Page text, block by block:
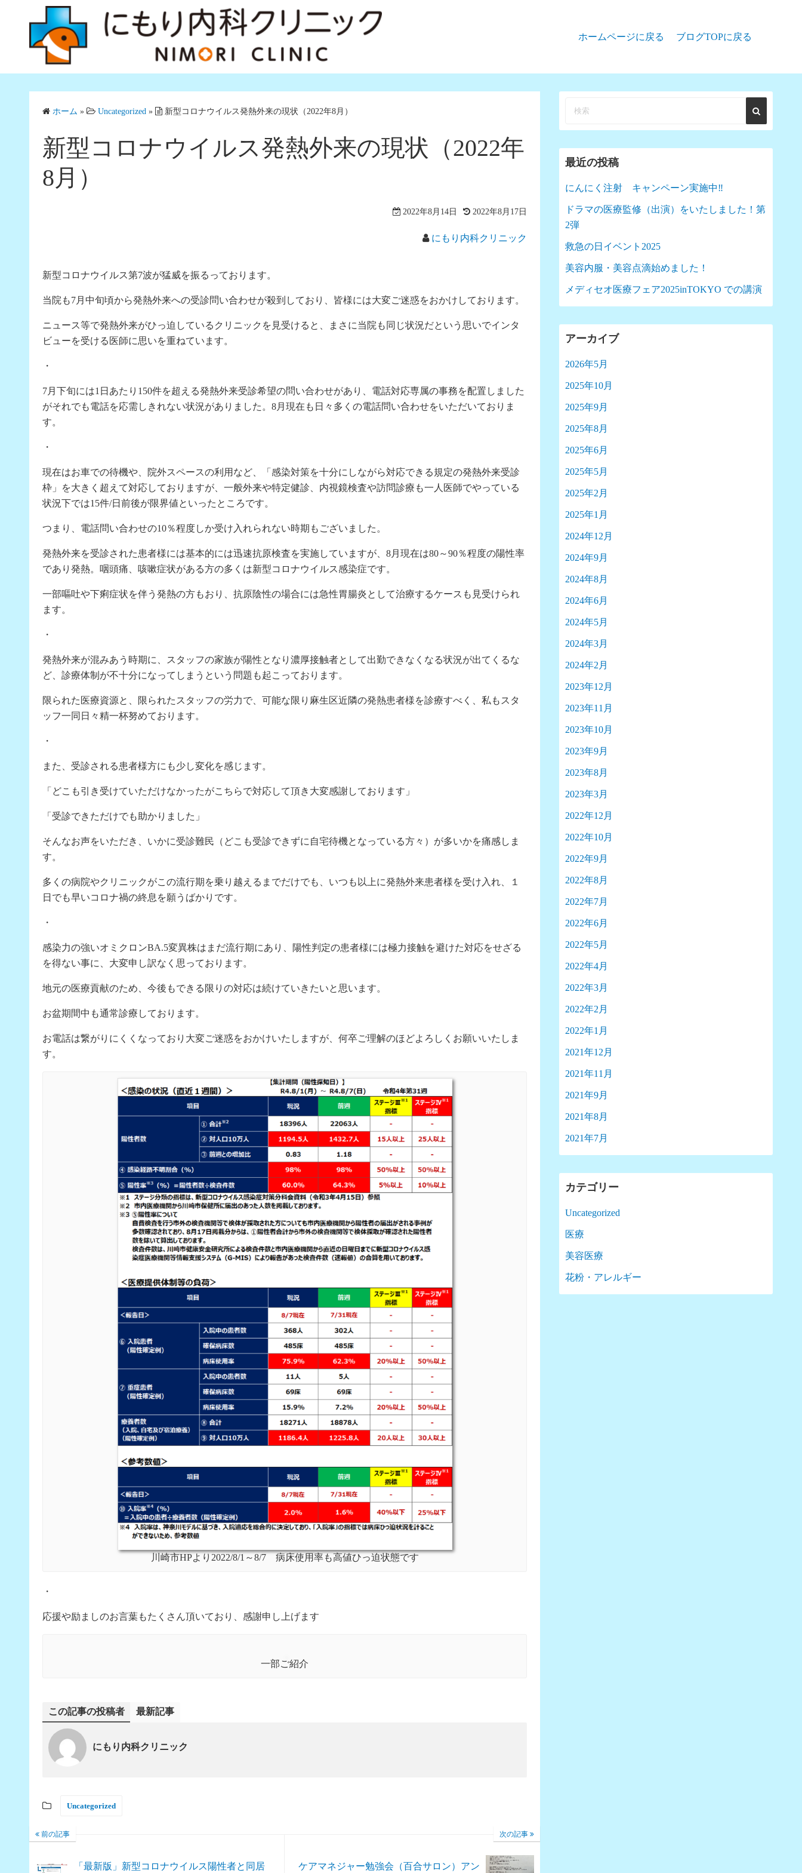
ホームページに戻る ブログTOPに戻る
ホーム » Uncategorized » 新型コロナウイルス発熱外来の現状（2022年8月）
新型コロナウイルス発熱外来の現状（2022年
8月）
2022年8月14日 2022年8月17日
にもり内科クリニック
新型コロナウイルス第7波が猛威を振るっております。
当院も7月中旬頃から発熱外来への受診問い合わせが殺到しており、皆様には大変ご迷惑をおかけしております。
ニュース等で発熱外来がひっ迫しているクリニックを見受けると、まさに当院も同じ状況だという思いでインタ
ビューを受ける医師に思いを重ねています。
・
7月下旬には1日あたり150件を超える発熱外来受診希望の問い合わせがあり、電話対応専属の事務を配置しました
がそれでも電話を応需しきれない状況がありました。8月現在も日々多くの電話問い合わせをいただいておりま
す。
・
現在はお車での待機や、院外スペースの利用など、「感染対策を十分にしながら対応できる規定の発熱外来受診
枠」を大きく超えて対応しておりますが、一般外来や特定健診、内視鏡検査や訪問診療も一人医師でやっている
状況下では15件/日前後が限界値といったところです。
つまり、電話問い合わせの10％程度しか受け入れられない時期もございました。
発熱外来を受診された患者様には基本的には迅速抗原検査を実施していますが、8月現在は80～90％程度の陽性率
であり発熱。咽頭痛、咳嗽症状がある方の多くは新型コロナウイルス感染症です。
一部嘔吐や下痢症状を伴う発熱の方もおり、抗原陰性の場合には急性胃腸炎として治療するケースも見受けられ
ます。
・
発熱外来が混みあう時期に、スタッフの家族が陽性となり濃厚接触者として出勤できなくなる状況が出てくるな
ど、診療体制が不十分になってしまうという問題も起こっております。
限られた医療資源と、限られたスタッフの労力で、可能な限り麻生区近隣の発熱患者様を診療すべく、私もスタ
ッフ一同日々精一杯努めております。
・
また、受診される患者様方にも少し変化を感じます。
「どこも引き受けていただけなかったがこちらで対応して頂き大変感謝しております」
「受診できただけでも助かりました」
そんなお声をいただき、いかに受診難民（どこも受診できずに自宅待機となっている方々）が多いかを痛感しま
す。
多くの病院やクリニックがこの流行期を乗り越えるまでだけでも、いつも以上に発熱外来患者様を受け入れ、１
日でも早いコロナ禍の終息を願うばかりです。
・
感染力の強いオミクロンBA.5変異株はまだ流行期にあり、陽性判定の患者様には極力接触を避けた対応をせざる
を得ない事に、大変申し訳なく思っております。
地元の医療貢献のため、今後もできる限りの対応は続けていきたいと思います。
お盆期間中も通常診療しております。
お電話は繋がりにくくなっており大変ご迷惑をおかけいたしますが、何卒ご理解のほどよろしくお願いいたしま
す。
川崎市HPより2022/8/1～8/7 病床使用率も高値ひっ迫状態です
・
応援や励ましのお言葉もたくさん頂いており、感謝申し上げます
一部ご紹介
この記事の投稿者 最新記事
にもり内科クリニック
Uncategorized
前の記事
「最新版」新型コロナウイルス陽性者と同居
次の記事
ケアマネジャー勉強会（百合サロン）アン
最近の投稿
にんにく注射 キャンペーン実施中‼︎
ドラマの医療監修（出演）をいたしました！第
2弾
救急の日イベント2025
美容内服・美容点滴始めました！
メディセオ医療フェア2025inTOKYO での講演
アーカイブ
2026年5月
2025年10月
2025年9月
2025年8月
2025年6月
2025年5月
2025年2月
2025年1月
2024年12月
2024年9月
2024年8月
2024年6月
2024年5月
2024年3月
2024年2月
2023年12月
2023年11月
2023年10月
2023年9月
2023年8月
2023年3月
2022年12月
2022年10月
2022年9月
2022年8月
2022年7月
2022年6月
2022年5月
2022年4月
2022年3月
2022年2月
2022年1月
2021年12月
2021年11月
2021年9月
2021年8月
2021年7月
カテゴリー
Uncategorized
医療
美容医療
花粉・アレルギー